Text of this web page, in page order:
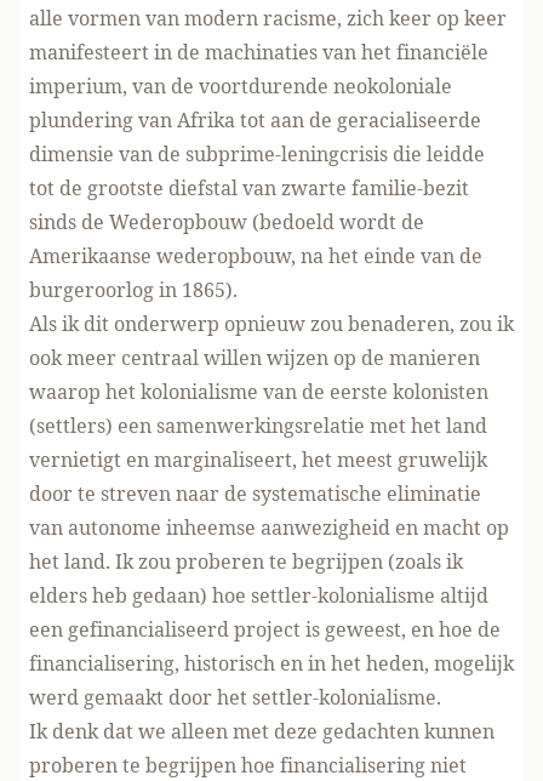
alle vormen van modern racisme, zich keer op keer
manifesteert in de machinaties van het financiële
imperium, van de voortdurende neokoloniale
plundering van Afrika tot aan de geracialiseerde
dimensie van de subprime-leningcrisis die leidde
tot de grootste diefstal van zwarte familie-bezit
sinds de Wederopbouw (bedoeld wordt de
Amerikaanse wederopbouw, na het einde van de
burgeroorlog in 1865).
Als ik dit onderwerp opnieuw zou benaderen, zou ik
ook meer centraal willen wijzen op de manieren
waarop het kolonialisme van de eerste kolonisten
(settlers) een samenwerkingsrelatie met het land
vernietigt en marginaliseert, het meest gruwelijk
door te streven naar de systematische eliminatie
van autonome inheemse aanwezigheid en macht op
het land. Ik zou proberen te begrijpen (zoals ik
elders heb gedaan) hoe settler-kolonialisme altijd
een gefinancialiseerd project is geweest, en hoe de
financialisering, historisch en in het heden, mogelijk
werd gemaakt door het settler-kolonialisme.
Ik denk dat we alleen met deze gedachten kunnen
proberen te begrijpen hoe financialisering niet